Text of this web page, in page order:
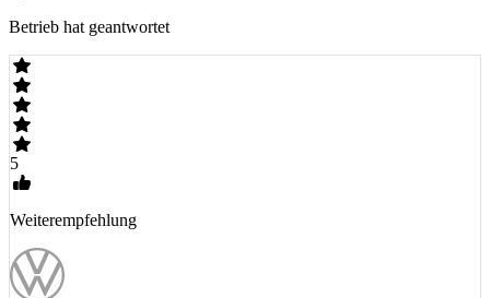
Betrieb hat geantwortet
5
Weiterempfehlung